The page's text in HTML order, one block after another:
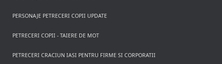
PERSONAJE PETRECERI COPII UPDATE
PETRECERI COPII - TAIERE DE MOT
PETRECERI CRACIUN IASI PENTRU FIRME SI CORPORATII